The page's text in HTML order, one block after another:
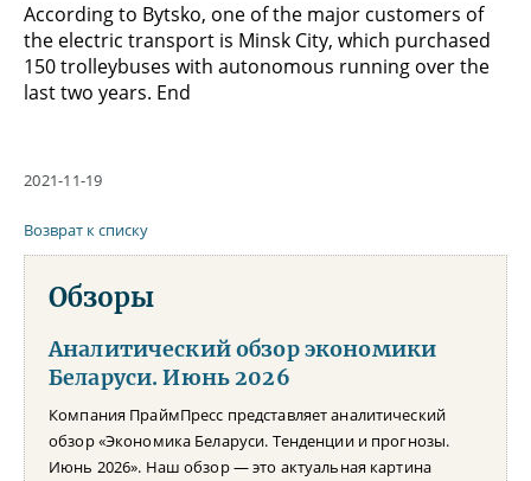
According to Bytsko, one of the major customers of
the electric transport is Minsk City, which purchased
150 trolleybuses with autonomous running over the
last two years. End
2021-11-19
Возврат к списку
Обзоры
Аналитический обзор экономики
Беларуси. Июнь 2026
Компания ПраймПресс представляет аналитический
обзор «Экономика Беларуси. Тенденции и прогнозы.
Июнь 2026». Наш обзор — это актуальная картина